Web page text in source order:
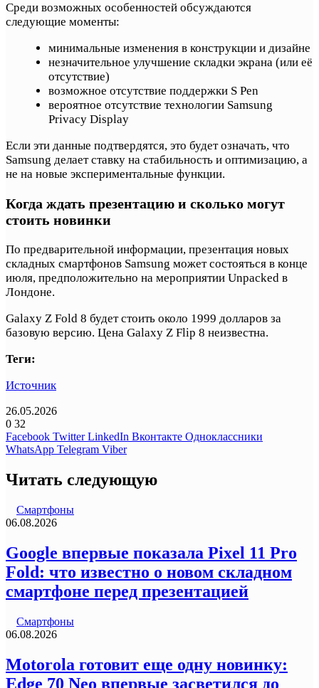
Среди возможных особенностей обсуждаются
следующие моменты:
минимальные изменения в конструкции и дизайне
незначительное улучшение складки экрана (или её
отсутствие)
возможное отсутствие поддержки S Pen
вероятное отсутствие технологии Samsung
Privacy Display
Если эти данные подтвердятся, это будет означать, что
Samsung делает ставку на стабильность и оптимизацию, а
не на новые экспериментальные функции.
Когда ждать презентацию и сколько могут
стоить новинки
По предварительной информации, презентация новых
складных смартфонов Samsung может состояться в конце
июля, предположительно на мероприятии Unpacked в
Лондоне.
Galaxy Z Fold 8 будет стоить около 1999 долларов за
базовую версию. Цена Galaxy Z Flip 8 неизвестна.
Теги:
Источник
26.05.2026
0 32
Facebook Twitter LinkedIn Вконтакте Одноклассники
WhatsApp Telegram Viber
Читать следующую
Смартфоны
06.08.2026
Google впервые показала Pixel 11 Pro
Fold: что известно о новом складном
смартфоне перед презентацией
Смартфоны
06.08.2026
Motorola готовит еще одну новинку:
Edge 70 Neo впервые засветился до